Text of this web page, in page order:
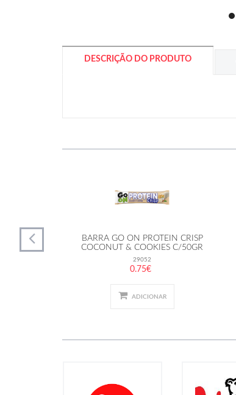
DESCRIÇÃO DO PRODUTO
BARRA GO ON PROTEIN CRISP
COCONUT & COOKIES C/50GR
29052
0.75€
ADICIONAR